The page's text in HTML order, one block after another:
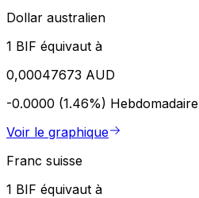
Dollar australien
1 BIF équivaut à
0,00047673 AUD
-0.0000 (1.46%) Hebdomadaire
Voir le graphique
Franc suisse
1 BIF équivaut à